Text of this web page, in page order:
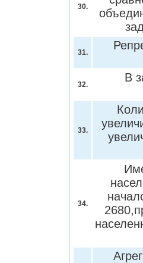
30.
31.
32.
В
33.
34.